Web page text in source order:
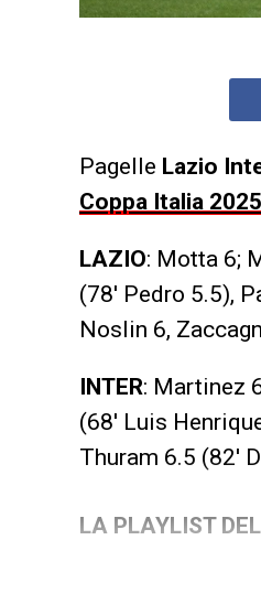
Pagelle Lazio
Coppa Italia
LAZIO: Motta 6;
(78′ Pedro 5.5),
Noslin 6,
INTER: Martinez
(68′ Luis
Thuram 6.5 (82′
LA PLAYLIST